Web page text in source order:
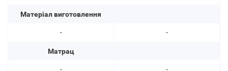
Матеріал виготовлення
-
Матрац
-
-
-